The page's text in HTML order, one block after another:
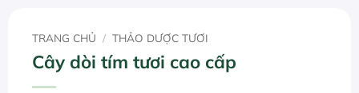
TRANG CHỦ / THẢO DƯỢC TƯƠI
Cây dòi tím tươi cao cấp